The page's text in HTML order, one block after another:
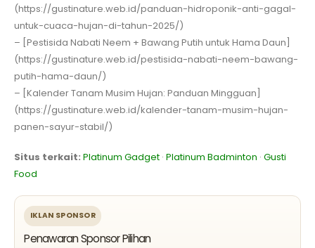
(https://gustinature.web.id/panduan-hidroponik-anti-gagal-
untuk-cuaca-hujan-di-tahun-2025/)
– [Pestisida Nabati Neem + Bawang Putih untuk Hama Daun]
(https://gustinature.web.id/pestisida-nabati-neem-bawang-
putih-hama-daun/)
– [Kalender Tanam Musim Hujan: Panduan Mingguan]
(https://gustinature.web.id/kalender-tanam-musim-hujan-
panen-sayur-stabil/)
Situs terkait: Platinum Gadget · Platinum Badminton · Gusti
Food
IKLAN SPONSOR
Penawaran Sponsor Pilihan